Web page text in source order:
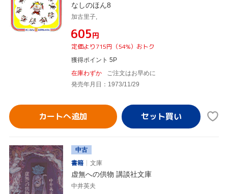
なしのほん8
加古里子,
¥605円
定価より715円（54%）おトク
獲得ポイント 5P
在庫わずか
ご注文はお早めに
発売年月日：1973/11/29
カートへ追加
中古
書籍
文庫
虚無への供物 講談社文庫
中井英夫